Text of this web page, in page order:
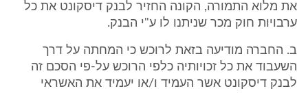
את מלוא התמורה, הקונה החזיר לבנק דיסקונט את כל
ערבויות חוק מכר שניתנו לו ע"י הבנק.
ב. החברה מודיעה בזאת לרוכש כי המחתה על דרך
השעבוד את כל זכויותיה כלפי הרוכש על-פי הסכם זה
לבנק דיסקונט אשר העמיד ו/או יעמיד את האשראי